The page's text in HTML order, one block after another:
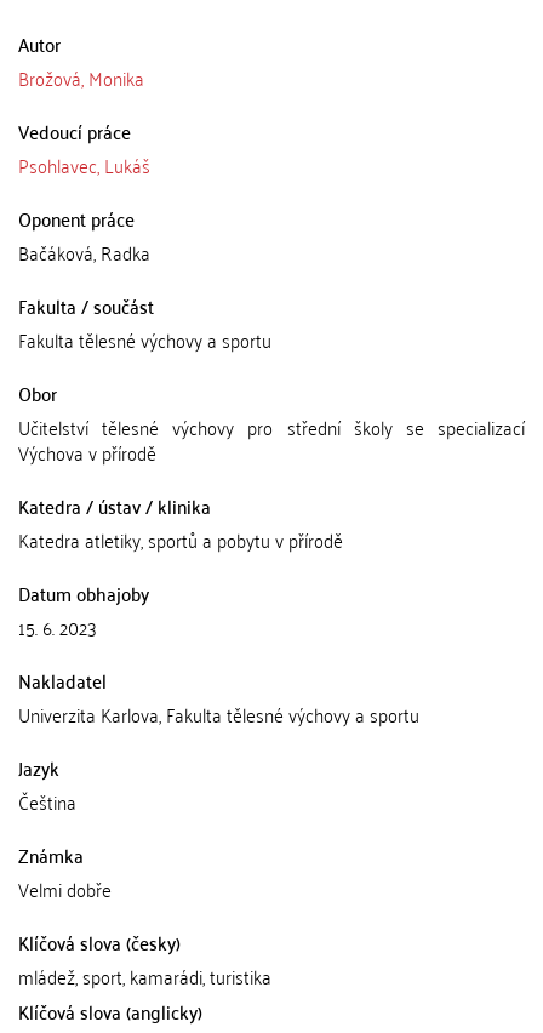
Autor
Brožová, Monika
Vedoucí práce
Psohlavec, Lukáš
Oponent práce
Bačáková, Radka
Fakulta / součást
Fakulta tělesné výchovy a sportu
Obor
Učitelství tělesné výchovy pro střední školy se specializací
Výchova v přírodě
Katedra / ústav / klinika
Katedra atletiky, sportů a pobytu v přírodě
Datum obhajoby
15. 6. 2023
Nakladatel
Univerzita Karlova, Fakulta tělesné výchovy a sportu
Jazyk
Čeština
Známka
Velmi dobře
Klíčová slova (česky)
mládež, sport, kamarádi, turistika
Klíčová slova (anglicky)